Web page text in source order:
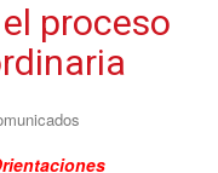
proceso